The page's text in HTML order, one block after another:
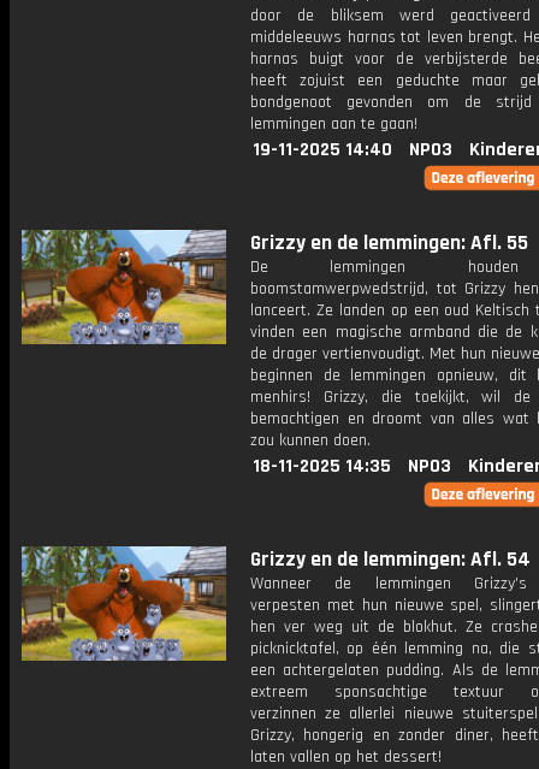
door de bliksem werd
middeleeuws harnas tot leven brengt.
harnas buigt voor de verbijsterde
heeft zojuist een geduchte maar
bondgenoot gevonden om de
lemmingen aan te gaan!
19-11-2025 14:40 NPO3
Grizzy en de lemmingen: Afl. 55
De lemmingen
boomstamwerpwedstrijd, tot Grizzy
lanceert. Ze landen op een oud Keltisch
vinden een magische armband die de
de drager vertienvoudigt. Met hun
beginnen de lemmingen opnieuw, dit
menhirs! Grizzy, die toekijkt, wil de
bemachtigen en droomt van alles wat
zou kunnen doen.
18-11-2025 14:35 NPO3
Grizzy en de lemmingen: Afl. 54
Wanneer de lemmingen Grizzy's
verpesten met hun nieuwe spel,
hen ver weg uit de blokhut. Ze
picknicktafel, op één lemming na, die
een achtergelaten pudding. Als de
extreem sponsachtige textuur
verzinnen ze allerlei nieuwe
Grizzy, hongerig en zonder diner,
laten vallen op het dessert!